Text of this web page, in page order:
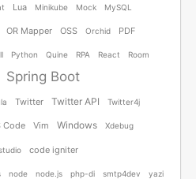
Lua Minikube Mock MySQL
OR Mapper OSS Orchid PDF
Python Quine RPA React Room
Spring Boot
Twitter Twitter API Twitter4j
Code Vim Windows Xdebug
code igniter
node node.js php-di smtp4dev yazi